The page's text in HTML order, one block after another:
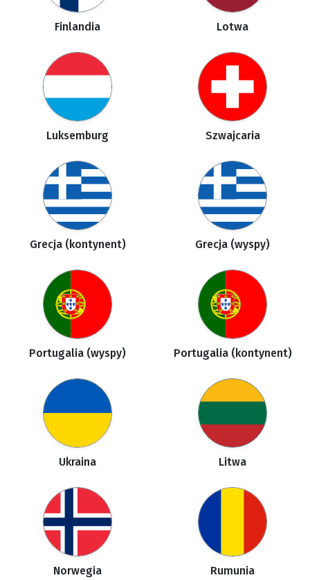
Finlandia Lotwa
Luksemburg Szwajcaria
Grecja (kontynent) Grecja (wyspy)
Portugalia (wyspy) Portugalia (kontynent)
Ukraina Litwa
Norwegia Rumunia